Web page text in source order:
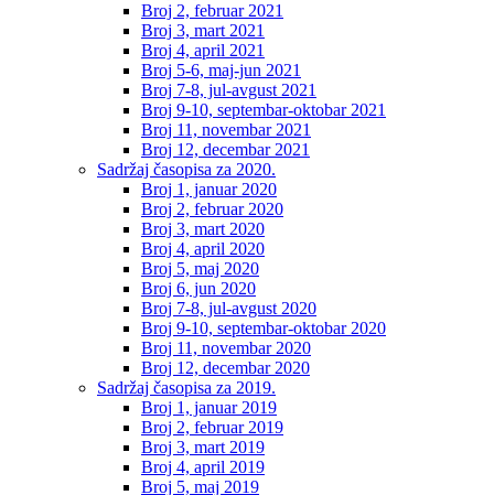
Broj 2, februar 2021
Broj 3, mart 2021
Broj 4, april 2021
Broj 5-6, maj-jun 2021
Broj 7-8, jul-avgust 2021
Broj 9-10, septembar-oktobar 2021
Broj 11, novembar 2021
Broj 12, decembar 2021
Sadržaj časopisa za 2020.
Broj 1, januar 2020
Broj 2, februar 2020
Broj 3, mart 2020
Broj 4, april 2020
Broj 5, maj 2020
Broj 6, jun 2020
Broj 7-8, jul-avgust 2020
Broj 9-10, septembar-oktobar 2020
Broj 11, novembar 2020
Broj 12, decembar 2020
Sadržaj časopisa za 2019.
Broj 1, januar 2019
Broj 2, februar 2019
Broj 3, mart 2019
Broj 4, april 2019
Broj 5, maj 2019